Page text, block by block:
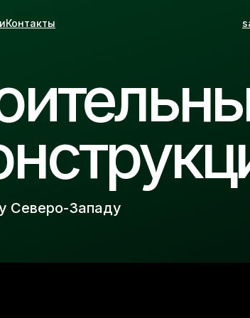
Контакты
Северо-Западу